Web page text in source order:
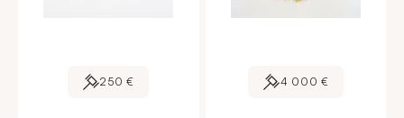
250 € 4 000 €